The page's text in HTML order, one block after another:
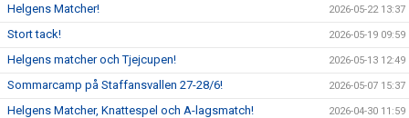
Helgens Matcher! 2026-05-22 13:37
Stort tack! 2026-05-19 09:59
Helgens matcher och Tjejcupen! 2026-05-13 12:49
Sommarcamp på Staffansvallen 27-28/6! 2026-05-07 15:37
Helgens Matcher, Knattespel och A-lagsmatch! 2026-04-30 11:59